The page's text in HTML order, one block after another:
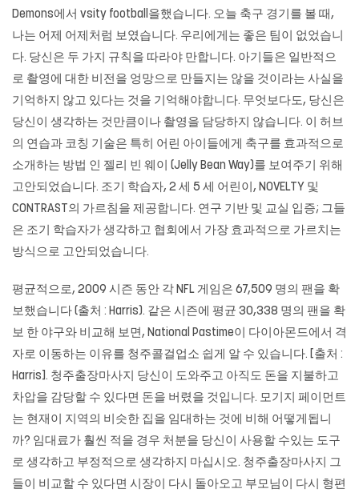
Demons에서 vsity football을했습니다. 오늘 축구 경기를 볼 때,
나는 어제 어제처럼 보였습니다. 우리에게는 좋은 팀이 없었습니
다. 당신은 두 가지 규칙을 따라야 만합니다. 아기들은 일반적으
로 촬영에 대한 비전을 엉망으로 만들지는 않을 것이라는 사실을
기억하지 않고 있다는 것을 기억해야합니다. 무엇보다도, 당신은
당신이 생각하는 것만큼이나 촬영을 담당하지 않습니다. 이 허브
의 연습과 코칭 기술은 특히 어린 아이들에게 축구를 효과적으로
소개하는 방법 인 젤리 빈 웨이 (Jelly Bean Way)를 보여주기 위해
고안되었습니다. 조기 학습자, 2 세 5 세 어린이, NOVELTY 및
CONTRAST의 가르침을 제공합니다. 연구 기반 및 교실 입증; 그들
은 조기 학습자가 생각하고 협회에서 가장 효과적으로 가르치는
방식으로 고안되었습니다.
평균적으로, 2009 시즌 동안 각 NFL 게임은 67,509 명의 팬을 확
보했습니다 (출처 : Harris). 같은 시즌에 평균 30,338 명의 팬을 확
보 한 야구와 비교해 보면, National Pastime이 다이아몬드에서 격
자로 이동하는 이유를 청주콜걸업소 쉽게 알 수 있습니다. [출처 :
Harris]. 청주출장마사지 당신이 도와주고 아직도 돈을 지불하고
차압을 감당할 수 있다면 돈을 버렸을 것입니다. 모기지 페이먼트
는 현재이 지역의 비슷한 집을 임대하는 것에 비해 어떻게됩니
까? 임대료가 훨씬 적을 경우 처분을 당신이 사용할 수있는 도구
로 생각하고 부정적으로 생각하지 마십시오. 청주출장마사지 그
들이 비교할 수 있다면 시장이 다시 돌아오고 부모님이 다시 형편